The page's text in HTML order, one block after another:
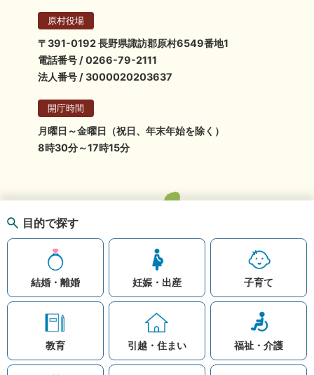
目的で探す
結婚・離婚 妊娠・出産 子育て
教育 引越・住まい 福祉・介護
原村役場
〒391-0192 長野県諏訪郡原村6549番地1
電話番号 / 0266-79-2111
法人番号 / 3000020203637
開庁時間
月曜日～金曜日（祝日、年末年始を除く）
8時30分～17時15分